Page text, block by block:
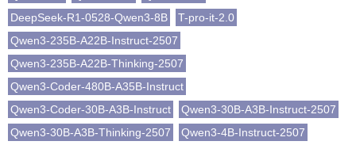
DeepSeek-R1-0528-Qwen3-8B
T-pro-it-2.0
Qwen3-235B-A22B-Instruct-2507
Qwen3-235B-A22B-Thinking-2507
Qwen3-Coder-480B-A35B-Instruct
Qwen3-Coder-30B-A3B-Instruct
Qwen3-30B-A3B-Instruct-2507
Qwen3-30B-A3B-Thinking-2507
Qwen3-4B-Instruct-2507